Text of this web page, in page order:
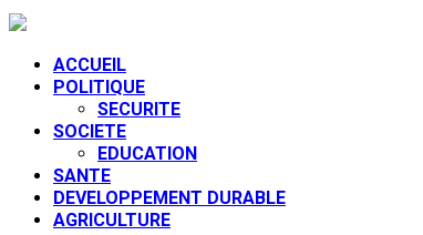
ACCUEIL
POLITIQUE
SECURITE
SOCIETE
EDUCATION
SANTE
DEVELOPPEMENT DURABLE
AGRICULTURE